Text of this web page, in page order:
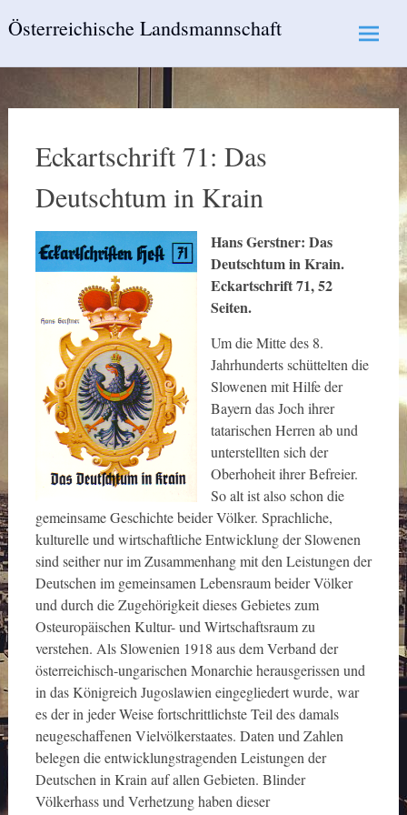
toÖsterreichische Landsmannschaft
Eckartschrift 71: Das
Deutschtum in Krain
Hans Gerstner: Das
Deutschtum in Krain.
Eckartschrift 71, 52
Seiten.
Um die Mitte des 8.
Jahrhunderts schüttelten die
Slowenen mit Hilfe der
Bayern das Joch ihrer
tatarischen Herren ab und
unterstellten sich der
Oberhoheit ihrer Befreier.
So alt ist also schon die
gemeinsame Geschichte beider Völker. Sprachliche,
kulturelle und wirtschaftliche Entwicklung der Slowenen
sind seither nur im Zusammenhang mit den Leistungen der
Deutschen im gemeinsamen Lebensraum beider Völker
und durch die Zugehörigkeit dieses Gebietes zum
Osteuropäischen Kultur- und Wirtschaftsraum zu
verstehen. Als Slowenien 1918 aus dem Verband der
österreichisch-ungarischen Monarchie herausgerissen und
in das Königreich Jugoslawien eingegliedert wurde‚ war
es der in jeder Weise fortschrittlichste Teil des damals
neugeschaffenen Vielvölkerstaates. Daten und Zahlen
belegen die entwicklungstragenden Leistungen der
Deutschen in Krain auf allen Gebieten. Blinder
Völkerhass und Verhetzung haben dieser